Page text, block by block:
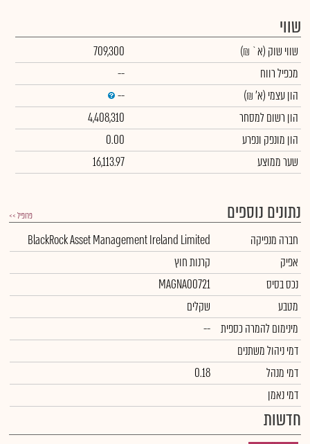
שווי
שווי שוק (א` ₪)
709,300
מכפיל רווח
--
הון עצמי (א' ₪)
--
הון רשום למסחר
4,408,310
הון מונפק ונפרע
0.00
שער ממוצע
16,113.97
נתונים נוספים פרופיל >>
חברה מנפיקה
BlackRock Asset Management Ireland Limited
אפיק
קרנות חוץ
נכס בסיס
MAGNA00721
מטבע
שקלים
מינימום להמרה כספית
--
דמי ניהול משתנים
דמי מנהל
0.18
דמי נאמן
חדשות